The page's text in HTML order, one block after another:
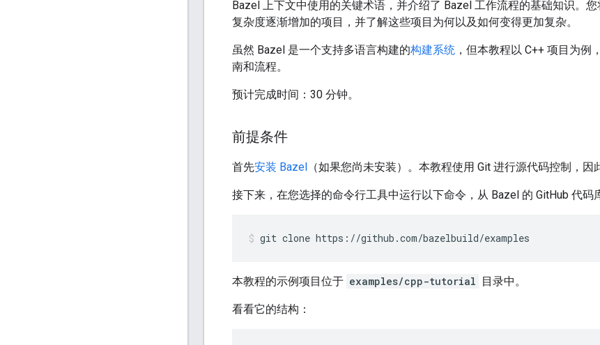
Bazel 上下文中使用的关键术语，并介绍了 Bazel 工作流程的基础知识。
复杂度逐渐增加的项目，并了解这些项目为何以及如何变得更加复杂。
虽然 Bazel 是一个支持多语言构建的构建系统 ，但本教程以 C++ 项目为
南和流程。
预计完成时间：30 分钟。
前提条件
首先安装 Bazel （如果您尚未安装）。本教程使用 Git 进行源代码控制，
接下来，在您选择的命令行工具中运行以下命令，从 Bazel 的 GitHub 代码
git clone https://github.com/bazelbuild/examples
本教程的示例项目位于 examples/cpp-tutorial 目录中。
看看它的结构：